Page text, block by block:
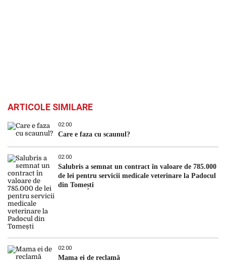
ARTICOLE SIMILARE
02:00
Care e faza cu scaunul?
02:00
Salubris a semnat un contract în valoare de 785.000
de lei pentru servicii medicale veterinare la Padocul
din Tomești
02:00
Mama ei de reclamă